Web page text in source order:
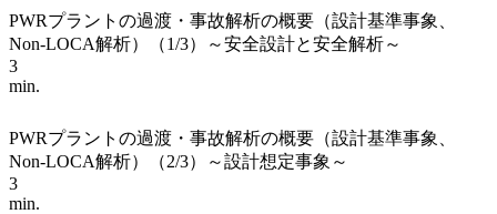
PWRプラントの過渡・事故解析の概要（設計基準事象、
Non-LOCA解析）（1/3）～安全設計と安全解析～
3
min.
PWRプラントの過渡・事故解析の概要（設計基準事象、
Non-LOCA解析）（2/3）～設計想定事象～
3
min.